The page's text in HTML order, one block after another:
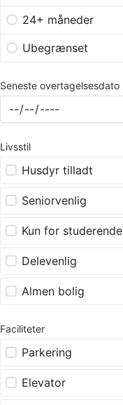
24+ måneder
Ubegrænset
Seneste overtagelsesdato
Livsstil
Husdyr tilladt
Seniorvenlig
Kun for studerende
Delevenlig
Almen bolig
Faciliteter
Parkering
Elevator